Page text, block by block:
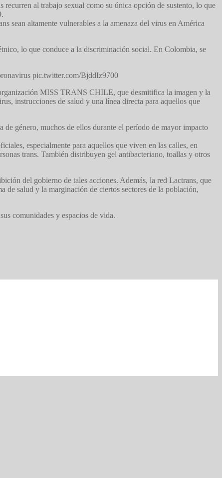
al trabajo sexual como su única opción de sustento, lo que
sean altamente vulnerables a la amenaza del virus en América
lo que conduce a la discriminación social. En Colombia, se
pic.twitter.com/BjddIz9700
MISS TRANS CHILE, que desmitifica la imagen y la
instrucciones de salud y una línea directa para aquellos que
género, muchos de ellos durante el período de mayor impacto
especialmente para aquellos que viven en las calles, en
trans. También distribuyen gel antibacteriano, toallas y otros
del gobierno de tales acciones. Además, la red Lactrans, que
de salud y la marginación de ciertos sectores de la población,
comunidades y espacios de vida.